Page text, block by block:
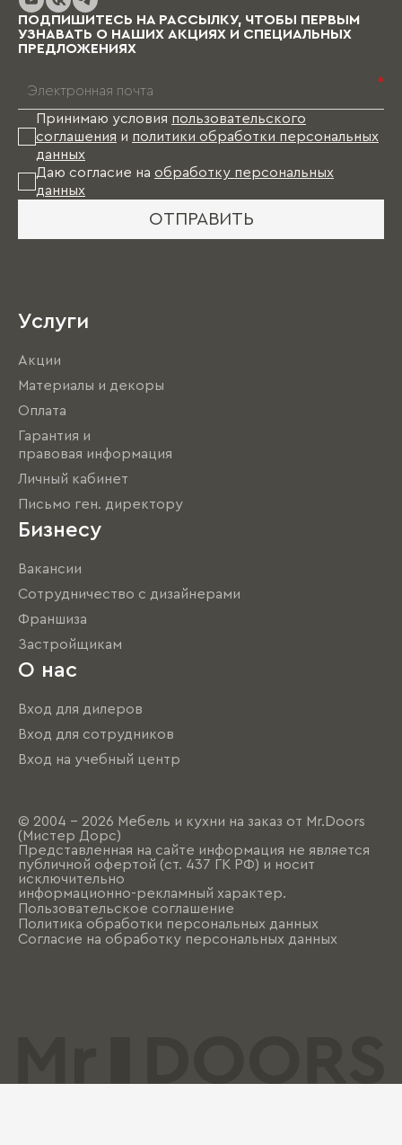
ПОДПИШИТЕСЬ НА РАССЫЛКУ, ЧТОБЫ ПЕРВЫМ
УЗНАВАТЬ О НАШИХ АКЦИЯХ И СПЕЦИАЛЬНЫХ
ПРЕДЛОЖЕНИЯХ
*
Принимаю условия пользовательского
соглашения и политики обработки персональных
данных
Даю согласие на обработку персональных
данных
ОТПРАВИТЬ
Услуги
Акции
Материалы и декоры
Оплата
Гарантия и
правовая информация
Личный кабинет
Письмо ген. директору
Бизнесу
Вакансии
Сотрудничество с дизайнерами
Франшиза
Застройщикам
О нас
Вход для дилеров
Вход для сотрудников
Вход на учебный центр
© 2004 - 2026 Мебель и кухни на заказ от Mr.Doors
(Мистер Дорс)
Представленная на сайте информация не является
публичной офертой (ст. 437 ГК РФ) и носит
исключительно
информационно-рекламный характер.
Пользовательское соглашение
Политика обработки персональных данных
Согласие на обработку персональных данных